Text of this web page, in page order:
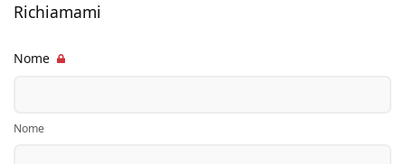
Richiamami
Nome
Nome